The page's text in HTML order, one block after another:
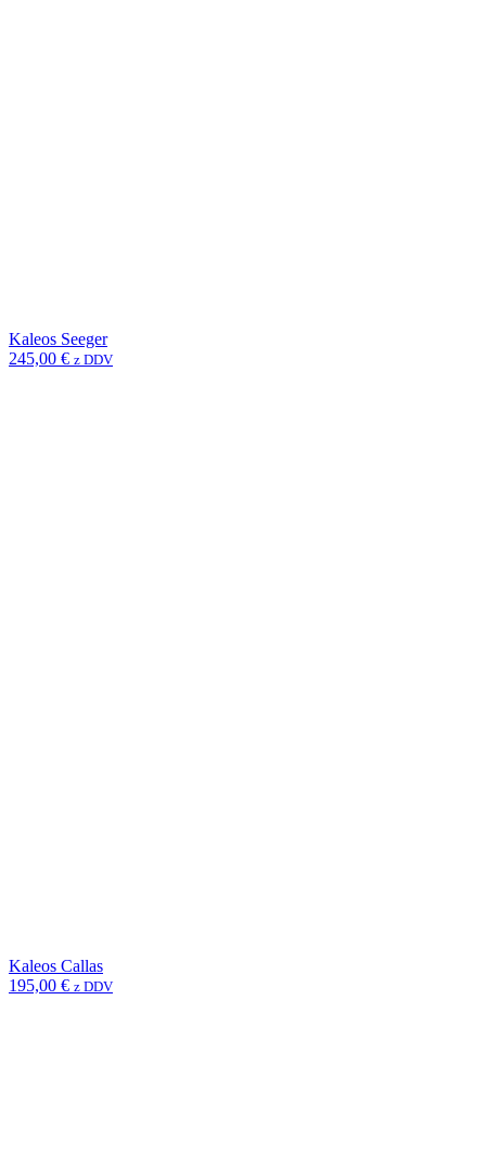
Kaleos Seeger
245,00 € z DDV
Kaleos Callas
195,00 € z DDV